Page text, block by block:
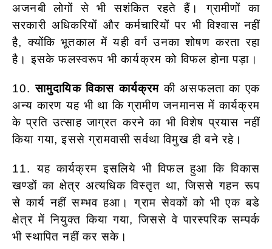
अजनबी लोगों से भी सशंकित रहते हैं। ग्रामीणों का
सरकारी अधिकरियों और कर्मचारियों पर भी विश्वास नहीं
है, क्योंकि भूतकाल में यही वर्ग उनका शोषण करता रहा
है। इसके फलस्वरूप भी कार्यक्रम को विफल होना पड़ा।
10. सामुदायिक विकास कार्यक्रम की असफलता का एक
अन्य कारण यह भी था कि ग्रामीण जनमानस में कार्यक्रम
के प्रति उत्साह जाग्रत करने का भी विशेष प्रयास नहीं
किया गया, इससे ग्रामवासी सर्वथा विमुख ही बने रहे।
11. यह कार्यक्रम इसलिये भी विफल हुआ कि विकास
खण्डों का क्षेत्र अत्यधिक विस्तृत था, जिससे गहन रूप
से कार्य नहीं सम्भव हआ। ग्राम सेवकों को भी एक बडे
क्षेत्र में नियुक्त किया गया, जिससे वे पारस्परिक सम्पर्क
भी स्थापित नहीं कर सके।